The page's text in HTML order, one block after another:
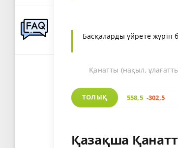
Басқаларды үйрете жүріп
Қанатты (нақыл,
ТОЛЫҚ 558,5 -302,5
Қазақша